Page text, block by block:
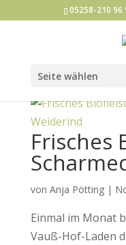
05258-210 96
Seite wählen
Frisches
von Anja Pötting|
Einmal im Monat
Vauß-Hof-Laden